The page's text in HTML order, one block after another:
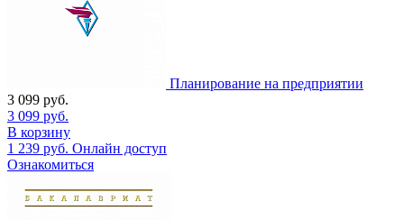
Планирование на предприятии
3 099 руб.
3 099 руб.
В корзину
1 239 руб. Онлайн доступ
Ознакомиться